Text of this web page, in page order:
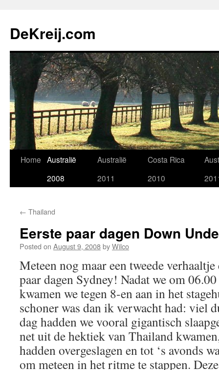
content
DeKreij.com
Home Australië
2008
Australië
2011
Costa Rica
2010
← Thailand
Eerste paar dagen Down
Posted on August 9, 2008byWilco
Meteen nog maar een tweede
paar dagen Sydney! Nadat we om
kwamen we tegen 8-en aan in het
schoner was dan ik verwacht had: viel
dag hadden we vooral gigantisch
net uit de hektiek van Thailand
hadden overgeslagen en tot ‘s avonds
om meteen in het ritme te stappen.